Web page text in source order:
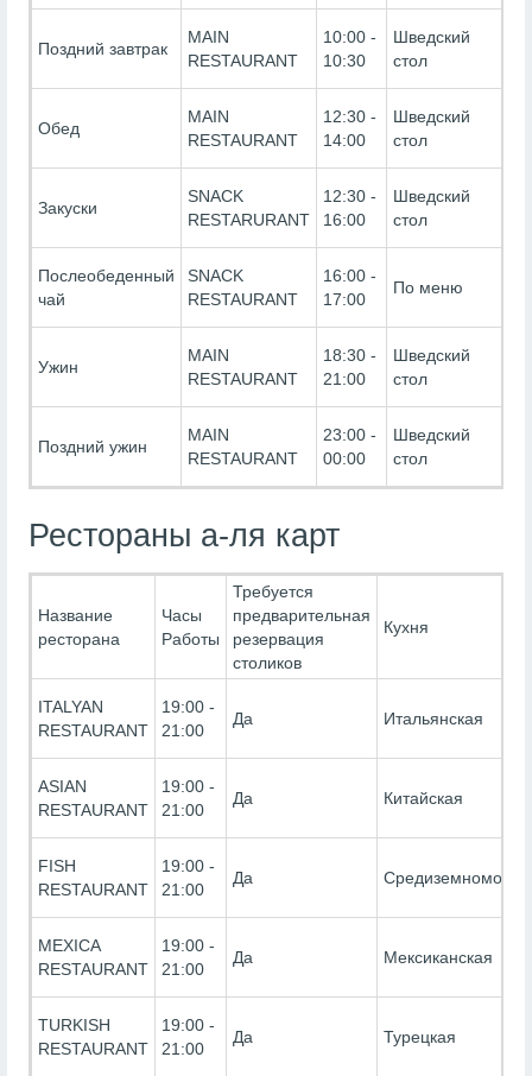
Поздний завтрак
MAIN
RESTAURANT
10:00 -
10:30
Шведский
стол
Обед
MAIN
RESTAURANT
12:30 -
14:00
Шведский
стол
Закуски
SNACK
RESTARURANT
12:30 -
16:00
Шведский
стол
Послеобеденный
чай
SNACK
RESTAURANT
16:00 -
17:00
По меню
Ужин
MAIN
RESTAURANT
18:30 -
21:00
Шведский
стол
Поздний ужин
MAIN
RESTAURANT
23:00 -
00:00
Шведский
стол
Рестораны а-ля карт
Название
ресторана
Часы
Работы
Требуется
предварительная
резервация
столиков
Кухня
ITALYAN
RESTAURANT
19:00 -
21:00
Да Итальянская
ASIAN
RESTAURANT
19:00 -
21:00
Да Китайская
FISH
RESTAURANT
19:00 -
21:00
Да
MEXICA
RESTAURANT
19:00 -
21:00
Да Мексиканская
TURKISH
RESTAURANT
19:00 -
21:00
Да Турецкая